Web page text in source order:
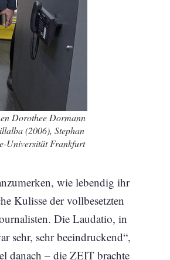
Dorothee Dormann
(2006), Stephan
Universität Frankfurt
wie lebendig ihr
Kulisse der vollbesetzten
Die Laudatio, in
sehr, sehr beeindruckend“,
danach – die ZEIT brachte